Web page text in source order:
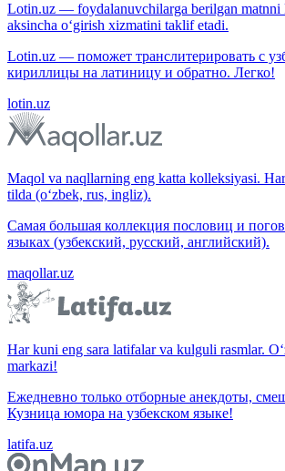
Lotin.uz — foydalanuvchilarga berilgan matnni
aksincha o‘girish xizmatini taklif etadi.
Lotin.uz — поможет транслитерировать с
кириллицы на латиницу и обратно. Легко!
lotin.uz
Maqol va naqllarning eng katta kolleksiyasi.
tilda (o‘zbek, rus, ingliz).
Самая большая коллекция пословиц и
языках (узбекский, русский, английский).
maqollar.uz
Har kuni eng sara latifalar va kulguli rasmlar.
markazi!
Ежедневно только отборные анекдоты,
Кузница юмора на узбекском языке!
latifa.uz